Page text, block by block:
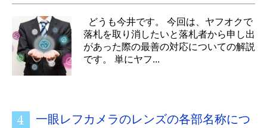
どうも今井です。 今回は、ヤフオクで
落札を取り消したいと落札者から申し出
があった際の最善の対応についての解説
です。 単にヤフ...
一眼レフカメラのレンズの各部名称につ